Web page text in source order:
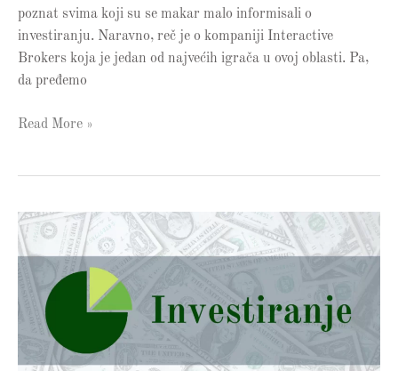
poznat svima koji su se makar malo informisali o
investiranju. Naravno, reč je o kompaniji Interactive
Brokers koja je jedan od najvećih igrača u ovoj oblasti. Pa,
da pređemo
Read More »
Recenzija
brokera
Tradewin